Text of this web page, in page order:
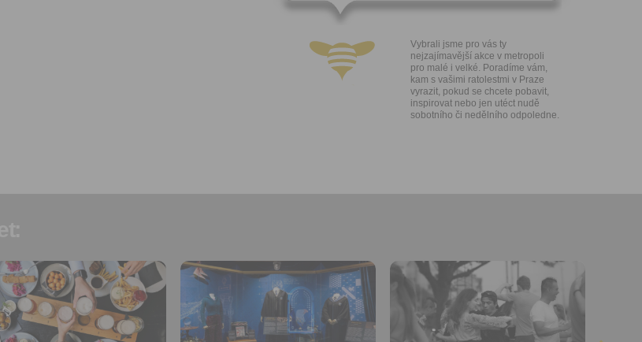
Vybrali jsme pro vás ty
nejzajímavější akce v metropoli
pro malé i velké. Poradíme vám,
kam s vašimi ratolestmi v Praze
vyrazit, pokud se chcete pobavit,
inspirovat nebo jen utéct nudě
sobotního či nedělního odpoledne.
Přidat do
oblíbených
Sdílet:
Facebook
Přidat do
oblíbených
Sdílet:
Facebook
Přidat do
oblíbených
Sdílet:
Facebook
materiálů a pozvánek na akce v Praze.
zpracováním osobních údajů pro tento